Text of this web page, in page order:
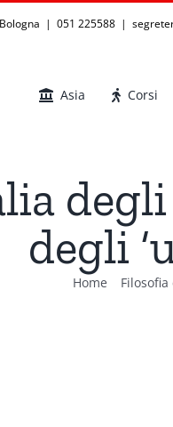
Bologna | 051 225588 |
Asia Corsi
degli
Home Filosofia